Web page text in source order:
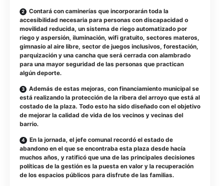
Contará con caminerías que incorporarán toda la
accesibilidad necesaria para personas con discapacidad o
movilidad reducida, un sistema de riego automatizado por
riego y aspersión, iluminación, wifi gratuito, sectores materos,
gimnasio al aire libre, sector de juegos inclusivos, forestación,
parquización y una cancha que será cerrada con alambrado
para una mayor seguridad de las personas que practican
algún deporte.
Además de estas mejoras, con financiamiento municipal se
está realizando la protección de la ribera del arroyo que está al
costado de la plaza. Todo esto ha sido diseñado con el objetivo
de mejorar la calidad de vida de los vecinos y vecinas del
barrio.
En la jornada, el jefe comunal recordó el estado de
abandono en el que se encontraba esta plaza desde hacía
muchos años, y ratificó que una de las principales decisiones
políticas de la gestión es la puesta en valor y la recuperación
de los espacios públicos para disfrute de las familias.